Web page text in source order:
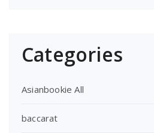
Categories
Asianbookie All
baccarat